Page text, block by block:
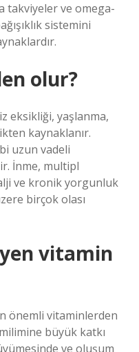
takviyeler ve omega-
sistemini
olur?
eksikliği, yaşlanma,
kaynaklanır.
uzun vadeli
İnme, multipl
ve kronik yorgunluk
birçok olası
vitamin
önemli vitaminlerden
büyük katkı
ve oluşum